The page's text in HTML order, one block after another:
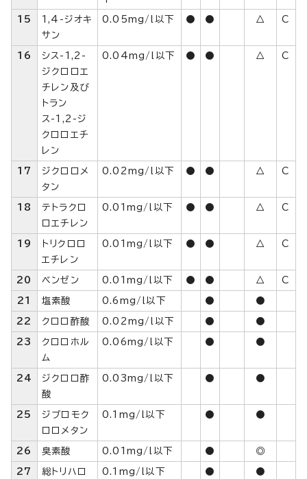
15
1,4-ジオキ
サン
0.05mg/l以下 ● ● △ C
16
シス-1,2-
ジクロロエ
チレン及び
トラン
ス-1,2-ジ
クロロエチ
レン
0.04mg/l以下 ● ● △ C
17
ジクロロメ
タン
0.02mg/l以下 ● ● △ C
18
テトラクロ
ロエチレン
0.01mg/l以下 ● ● △ C
19
トリクロロ
エチレン
0.01mg/l以下 ● ● △ C
20 ベンゼン 0.01mg/l以下 ● ● △ C
21 塩素酸 0.6mg/l以下 ● ●
22 クロロ酢酸 0.02mg/l以下 ● ●
23
クロロホル
ム
0.06mg/l以下 ● ●
24
ジクロロ酢
酸
0.03mg/l以下 ● ●
25
ジブロモク
ロロメタン
0.1mg/l以下 ● ●
26 臭素酸 0.01mg/l以下 ● ◎
27
総トリハロ
0.1mg/l以下 ● ●